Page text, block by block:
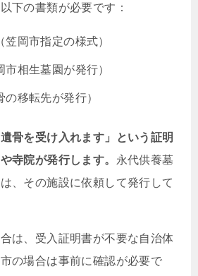
下の書類が必要です：
（笠岡市指定の様式）
市相生墓園が発行）
の移転先が発行）
骨を受け入れます」という証明
寺院が発行します。 永代供養墓
、その施設に依頼して発行して
は、受入証明書が不要な自治体
の場合は事前に確認が必要で